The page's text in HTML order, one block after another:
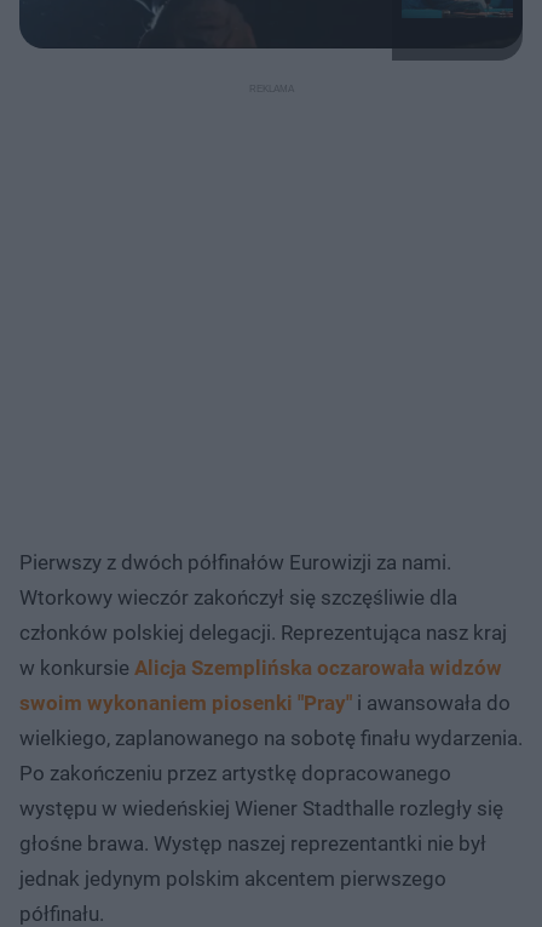
Pierwszy z dwóch półfinałów Eurowizji za nami.
Wtorkowy wieczór zakończył się szczęśliwie dla
członków polskiej delegacji. Reprezentująca nasz kraj
w konkursie Alicja Szemplińska oczarowała widzów
swoim wykonaniem piosenki "Pray" i awansowała do
wielkiego, zaplanowanego na sobotę finału wydarzenia.
Po zakończeniu przez artystkę dopracowanego
występu w wiedeńskiej Wiener Stadthalle rozległy się
głośne brawa. Występ naszej reprezentantki nie był
jednak jedynym polskim akcentem pierwszego
półfinału.